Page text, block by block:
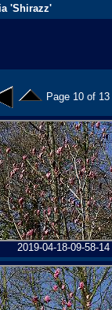
'Shirazz'
Page 10 of 13
2019-04-18-09-58-14